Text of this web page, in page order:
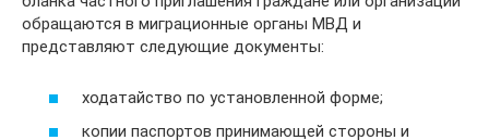
обращаются в миграционные органы МВД и
представляют следующие документы:
ходатайство по установленной форме;
копии паспортов принимающей стороны и